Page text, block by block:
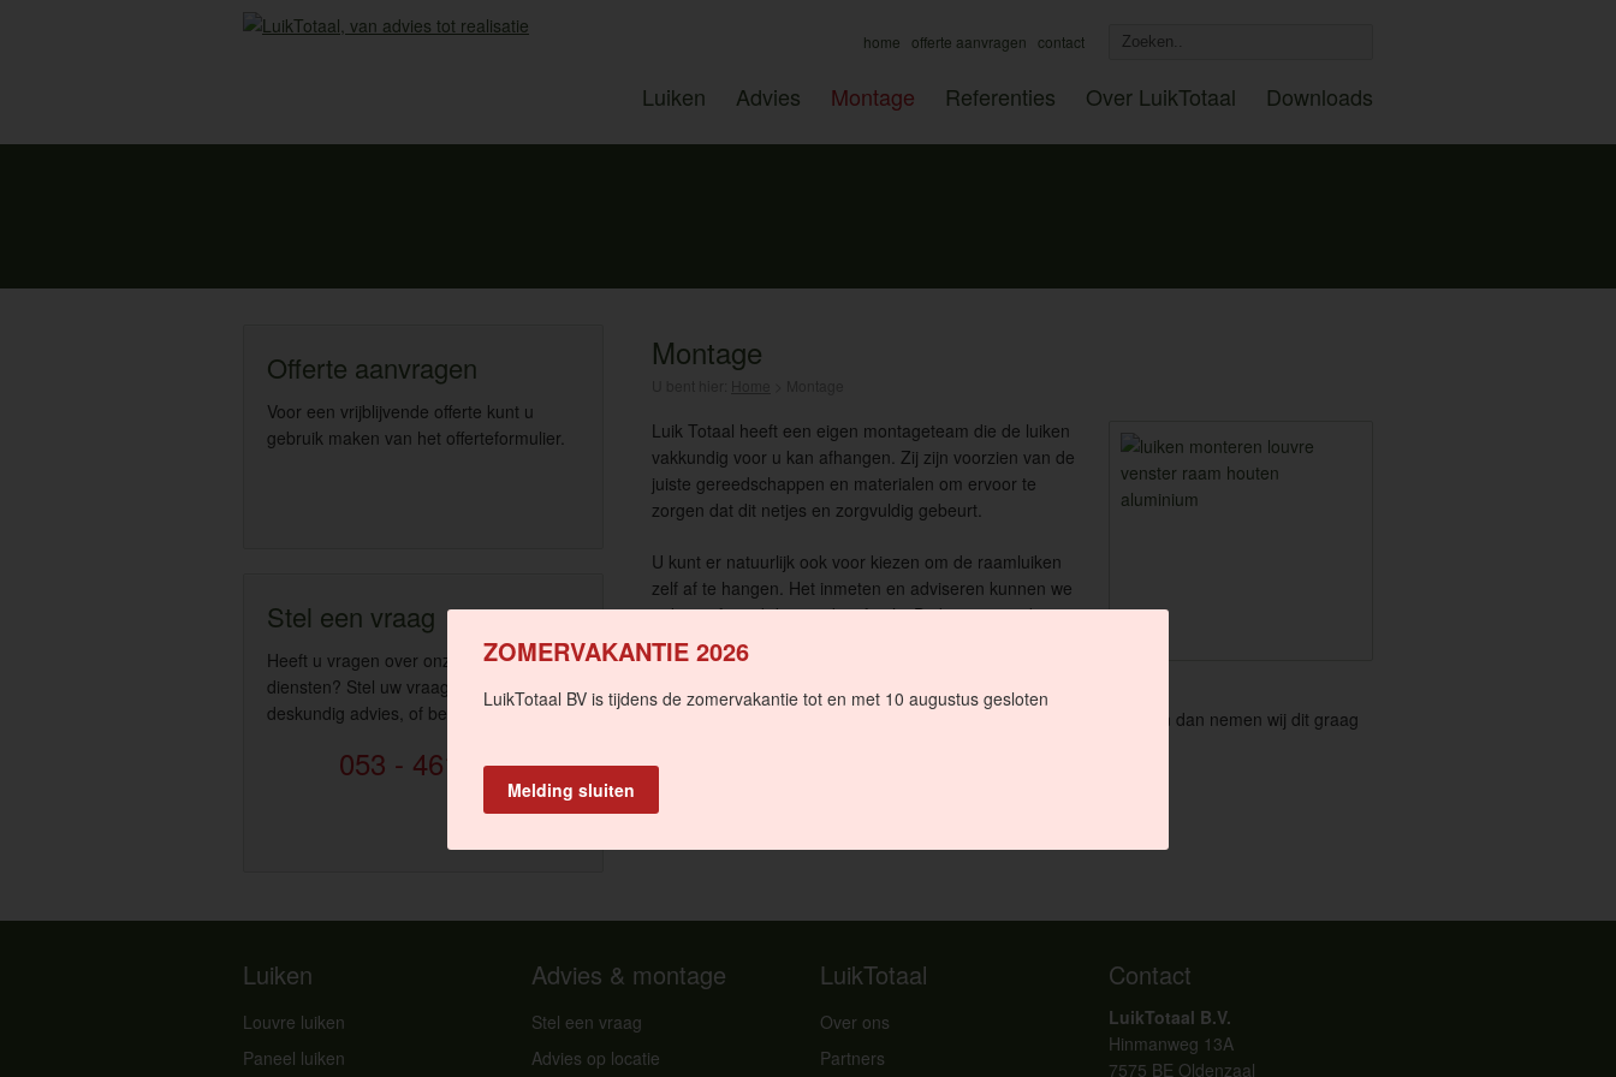
home offerte aanvragen contact
Luiken Advies Montage Referenties Over LuikTotaal Downloads
Montage
Luik Totaal heeft een eigen montageteam die de luiken
vakkundig voor u kan afhangen. Zij zijn voorzien van de
juiste gereedschappen en materialen om ervoor te
zorgen dat dit netjes en zorgvuldig gebeurt.
U kunt er natuurlijk ook voor kiezen om de raamluiken
zelf af te hangen. Het inmeten en adviseren kunnen we
ook op afstand doen m.b.v. foto’s. Dit bespaart tijd en
geld, maar garantie op de montage kunnen wij dan
natuurlijk niet geven.
Als u liever deze klus uitbesteedt en garantie wenst op het afhangen dan nemen wij dit graag
Offerte aanvragen
Voor een vrijblijvende offerte kunt u
gebruik maken van het offerteformulier.
Stel een vraag
Heeft u vragen over onze producten of
diensten? Stel uw vraag voor een gratis
deskundig advies, of bel ons via:
053 - 461 98 50
Luiken
Louvre luiken
Paneel luiken
Advies & montage
Stel een vraag
Advies op locatie
LuikTotaal
Over ons
Partners
Contact
LuikTotaal B.V.
Hinmanweg 13A
7575 BE Oldenzaal
ZOMERVAKANTIE 2026
LuikTotaal BV is tijdens de zomervakantie tot en met 10 augustus gesloten
Melding sluiten